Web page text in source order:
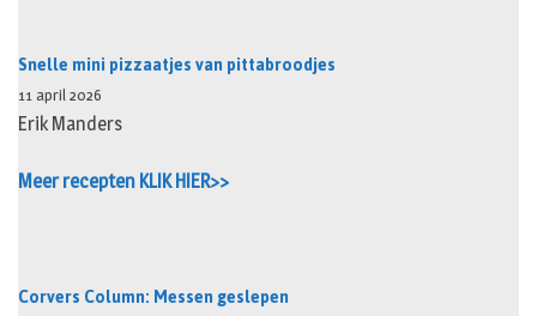
Snelle mini pizzaatjes van pittabroodjes
11 april 2026
Erik Manders
Meer recepten KLIK HIER>>
Corvers Column: Messen geslepen